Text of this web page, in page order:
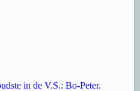
in de V.S.: Bo-Peter.